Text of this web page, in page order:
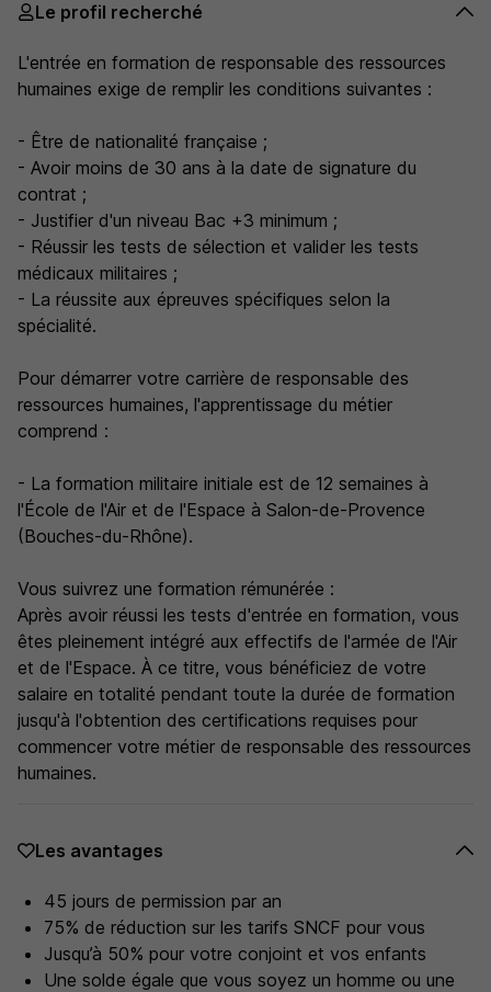
Le profil recherché
L'entrée en formation de responsable des ressources
humaines exige de remplir les conditions suivantes :
- Être de nationalité française ;
- Avoir moins de 30 ans à la date de signature du
contrat ;
- Justifier d'un niveau Bac +3 minimum ;
- Réussir les tests de sélection et valider les tests
médicaux militaires ;
- La réussite aux épreuves spécifiques selon la
spécialité.
Pour démarrer votre carrière de responsable des
ressources humaines, l'apprentissage du métier
comprend :
- La formation militaire initiale est de 12 semaines à
l'École de l'Air et de l'Espace à Salon-de-Provence
(Bouches-du-Rhône).
Vous suivrez une formation rémunérée :
Après avoir réussi les tests d'entrée en formation, vous
êtes pleinement intégré aux effectifs de l'armée de l'Air
et de l'Espace. À ce titre, vous bénéficiez de votre
salaire en totalité pendant toute la durée de formation
jusqu'à l'obtention des certifications requises pour
commencer votre métier de responsable des ressources
humaines.
Les avantages
45 jours de permission par an
75% de réduction sur les tarifs SNCF pour vous
Jusqu’à 50% pour votre conjoint et vos enfants
Une solde égale que vous soyez un homme ou une